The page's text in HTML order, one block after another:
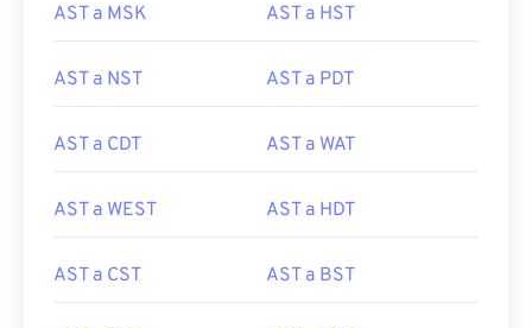
AST a MSK AST a HST
AST a NST AST a PDT
AST a CDT AST a WAT
AST a WEST AST a HDT
AST a CST AST a BST